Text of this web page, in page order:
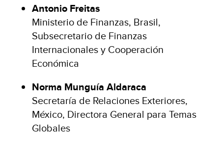
Antonio Freitas
Ministerio de Finanzas, Brasil,
Subsecretario de Finanzas
Internacionales y Cooperación
Económica
Norma Munguía Aldaraca
Secretaría de Relaciones Exteriores,
México, Directora General para Temas
Globales